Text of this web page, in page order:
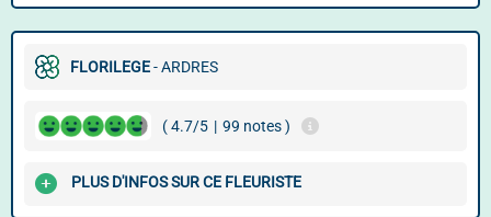
FLORILEGE- ARDRES
( 4.7/5 | 99 notes )
PLUS D'INFOS SUR CE FLEURISTE